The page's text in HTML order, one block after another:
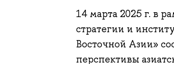
14 марта 2025 г. в
стратегии и
Восточной Азии»
перспективы